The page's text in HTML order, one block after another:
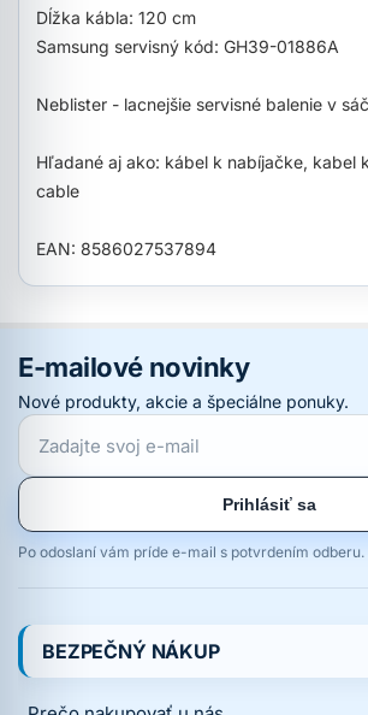
Dĺžka kábla: 120 cm
Samsung servisný kód: GH39-01886A
Neblister - lacnejšie servisné balenie v
Hľadané aj ako: kábel k nabíjačke, kabel
cable
EAN: 8586027537894
E-mailové novinky
Nové produkty, akcie a špeciálne ponuky.
Prihlásiť sa
Po odoslaní vám príde e-mail s potvrdením odberu.
BEZPEČNÝ NÁKUP